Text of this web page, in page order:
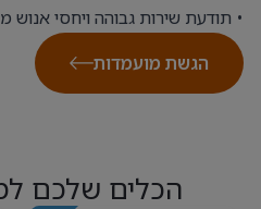
• תודעת שירות גבוהה ויחסי אנוש
הגשת מועמדות
הכלים שלכם